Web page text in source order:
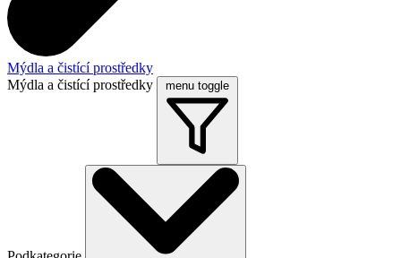
Mýdla a čistící prostředky
Mýdla a čistící prostředky
menu toggle